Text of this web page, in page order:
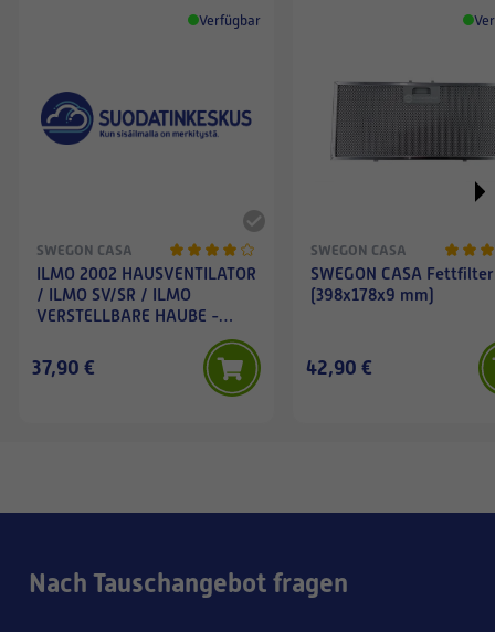
Verfügbar
SWEGON CASA
ILMO 2002 HAUSVENTILATOR
/ ILMO SV/SR / ILMO
VERSTELLBARE HAUBE -
Fettfilter (345x200x15 mm)
37,90 €
SWEGON CASA
SWEGON CASA Fettfilter
(398x178x9 mm)
42,90 €
Nach Tauschangebot fragen